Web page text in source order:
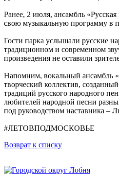
Ранее, 2 июля, ансамбль
свою музыкальную программу в
Гости парка услышали русские
традиционном и современном
произведения не оставили
Напомним, вокальный ансамбль
творческий коллектив,
традиций русского народного
любителей народной песни
под руководством наставника –
#ЛЕТОВПОДМОСКОВЬЕ
Возврат к списку